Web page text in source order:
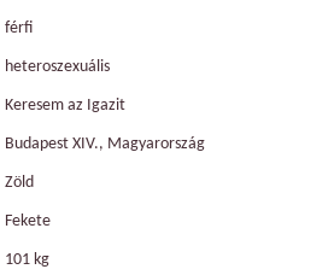
férfi
heteroszexuális
Keresem az Igazit
Budapest XIV., Magyarország
Zöld
Fekete
101 kg